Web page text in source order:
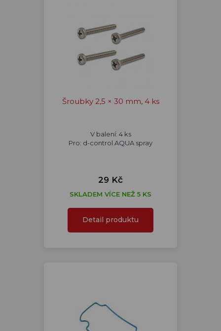
Šroubky 2,5 × 30 mm, 4 ks
V balení: 4 ks
Pro: d-control AQUA spray
29 Kč
SKLADEM VÍCE NEŽ 5 KS
Detail produktu